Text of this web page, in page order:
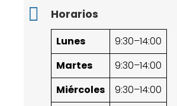
Horarios
Lunes
9:30–14:00
Martes
9:30–14:00
Miércoles
9:30–14:00